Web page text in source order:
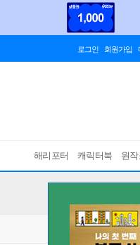
로그인 회원가입
해리포터 캐릭터북 원